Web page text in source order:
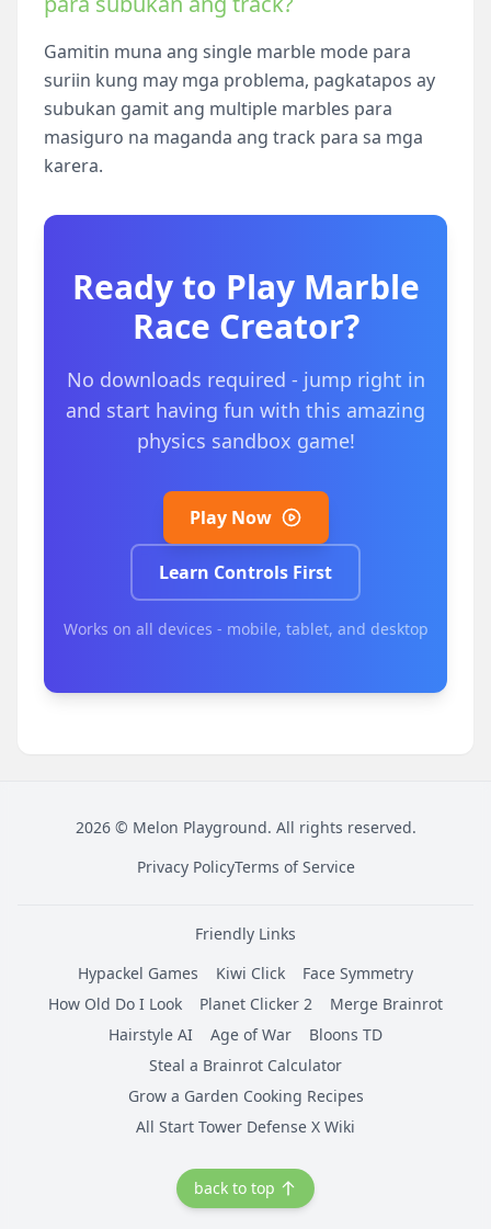
Gamitin muna ang single marble mode para
suriin kung may mga problema, pagkatapos ay
subukan gamit ang multiple marbles para
masiguro na maganda ang track para sa mga
karera.
Ready to Play Marble
Race Creator?
No downloads required - jump right in
and start having fun with this amazing
physics sandbox game!
Play Now
Learn Controls First
Works on all devices - mobile, tablet, and desktop
2026© Melon Playground. All rights reserved.
Privacy PolicyTerms of Service
Friendly Links
Hypackel Games
Kiwi Click
Face Symmetry
How Old Do I Look
Planet Clicker 2
Merge Brainrot
Hairstyle AI
Age of War
Bloons TD
Steal a Brainrot Calculator
Grow a Garden Cooking Recipes
All Start Tower Defense X Wiki
back to top